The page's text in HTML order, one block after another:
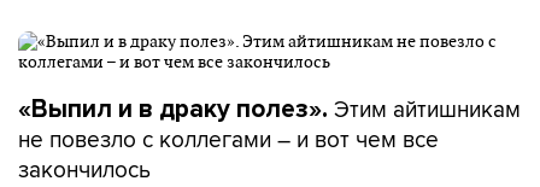
«Выпил и в драку полез». Этим айтишникам
не повезло с коллегами – и вот чем все
закончилось